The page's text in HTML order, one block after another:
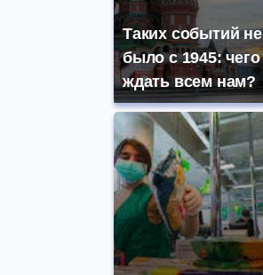
Таких событий не
было с 1945: чего
ждать всем нам?